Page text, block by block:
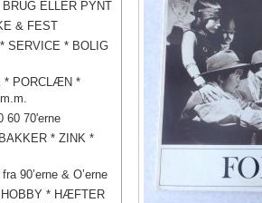
ELLER PYNT
& FEST
SERVICE * BOLIG
* PORCLÆN *
60 70'erne
* ZINK *
90’erne & O’erne
* HÆFTER